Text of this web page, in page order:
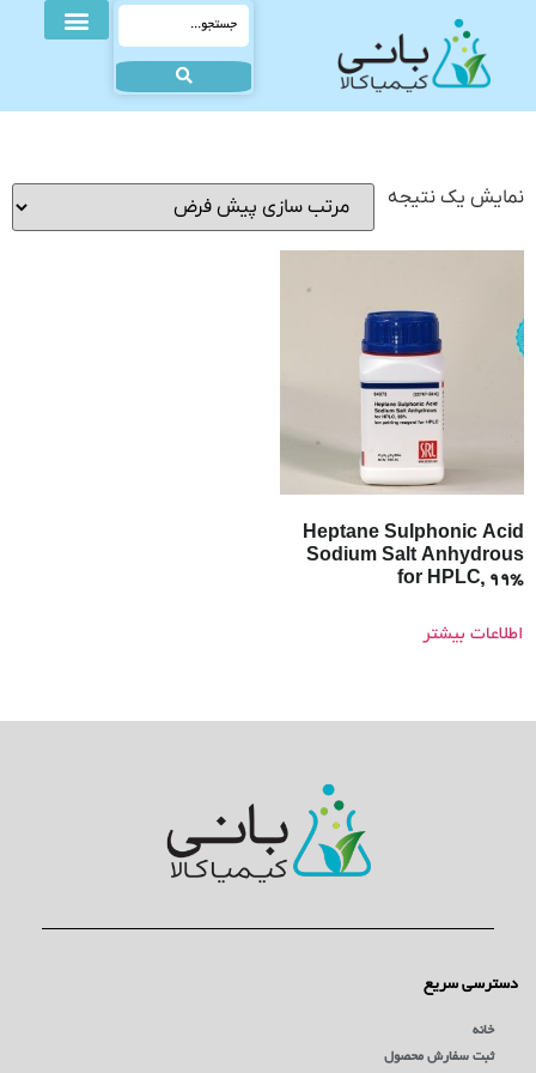
نمایش یک نتیجه
Heptane Sulphonic Acid
Sodium Salt Anhydrous
for HPLC, 99%
اطلاعات بیشتر
دسترسی سریع
خانه
ثبت سفارش محصول